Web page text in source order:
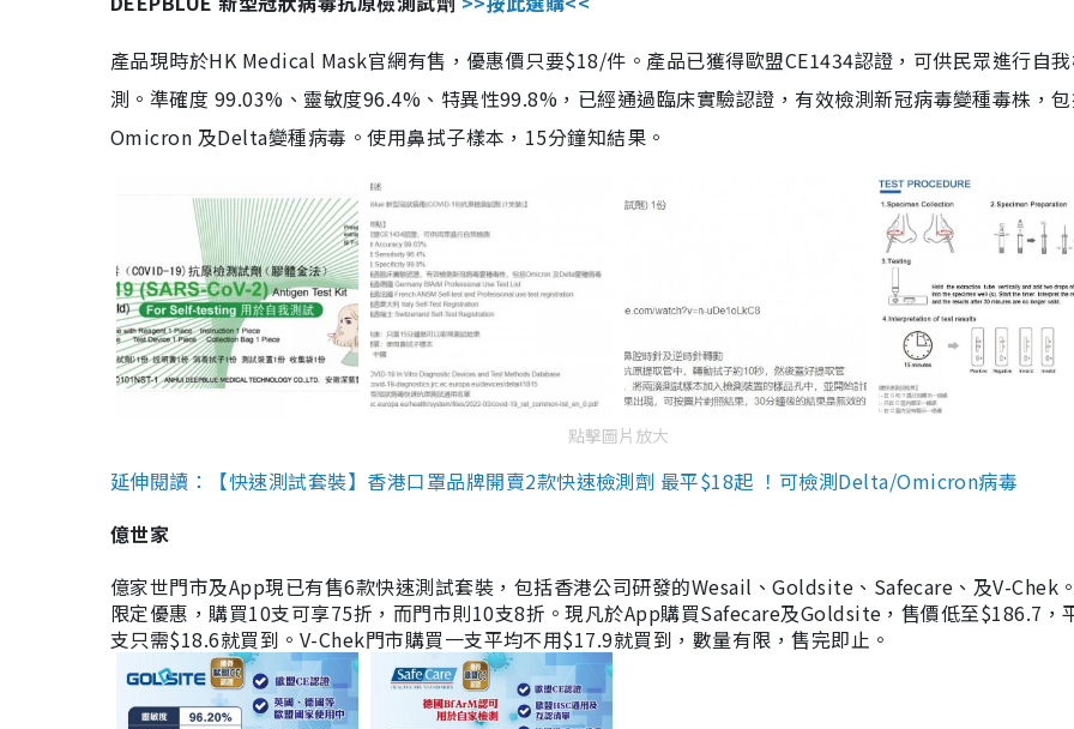
產品現時於HK Medical Mask官網有售，優惠價只要$18/件。產品已獲得歐盟CE1434認證，可供民眾進行自
測。準確度 99.03%、靈敏度96.4%、特異性99.8%，已經通過臨床實驗認證，有效檢測新冠病毒變種毒株，
Omicron 及Delta變種病毒。使用鼻拭子樣本，15分鐘知結果。
點擊圖片放大
延伸閱讀：【快速測試套裝】香港口罩品牌開賣2款快速檢測劑 最平$18起 ！可檢測Delta/Omicron病毒
億世家
億家世門市及App現已有售6款快速測試套裝，包括香港公司研發的Wesail、Goldsite、Safecare、及V-Chek
限定優惠，購買10支可享75折，而門市則10支8折。現凡於App購買Safecare及Goldsite，售價低至$186.7，
支只需$18.6就買到。V-Chek門市購買一支平均不用$17.9就買到，數量有限，售完即止。